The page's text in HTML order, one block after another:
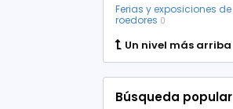
Ferias y exposiciones de
roedores 0
Un nivel más arriba
Búsqueda popular